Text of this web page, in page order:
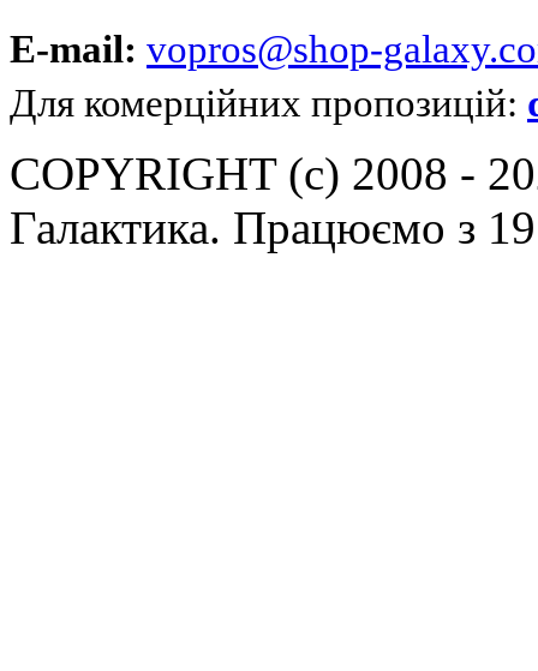
E-mail: vopros@shop-
Для комерційних пропозицій:
COPYRIGHT (c) 2008 -
Галактика. Працюємо з